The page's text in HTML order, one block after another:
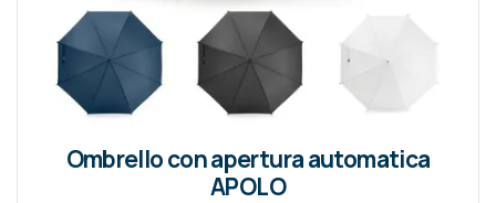
Ombrello con apertura automatica
APOLO